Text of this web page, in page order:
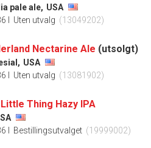
pale ale, USA
l Uten utvalg (13049202)
Nectarine Ale (utsolgt)
USA
l Uten utvalg (13081902)
Thing Hazy IPA
l Bestillingsutvalget (19999002)